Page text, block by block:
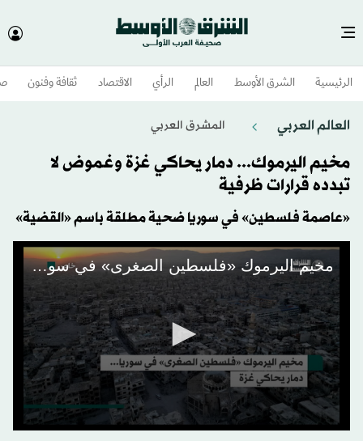
الرئيسية الشرق الأوسط​ العالم الرأي الاقتصاد ثقافة وفنون
العالم العربي المشرق العربي
مخيم اليرموك... دمار يحاكي غزة وغموض لا
تبدده قرارات ظرفية
«عاصمة فلسطين» في سوريا ضحية مطلقة باسم «القضية»
مخيم اليرموك «فلسطين الصغرى» في سوريا... دمار يحاكي غزة